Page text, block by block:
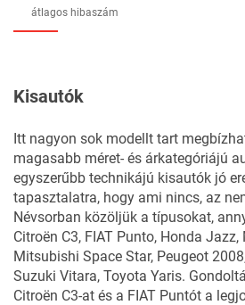
átlagos hibaszám
Kisautók
Itt nagyon sok modellt tart
magasabb méret- és árkategóriájú
egyszerűbb technikájú kisautók jó
tapasztalatra, hogy ami nincs, az
Névsorban közöljük a típusokat,
Citroën C3, FIAT Punto, Honda Jazz,
Mitsubishi Space Star, Peugeot
Suzuki Vitara, Toyota Yaris.
Citroën C3-at és a FIAT Puntót a